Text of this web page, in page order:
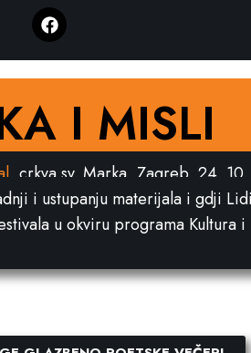
I MISLI
, crkva sv. Marka, Zagreb, 24.
i ustupanju materijala i gdji
u okviru programa Kultura